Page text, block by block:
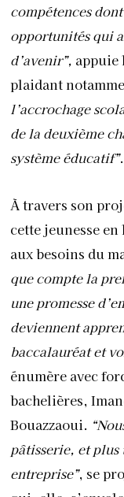
compétences
opportunités qui
d’avenir”, appuie
plaidant
l’accrochage
de la deuxième
système éducatif”.
À travers son
cette jeunesse
aux besoins du
que compte la
une promesse
deviennent
baccalauréat et
énumère avec
bachelières,
Bouazzaoui.
pâtisserie, et
entreprise”, se